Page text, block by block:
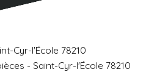
Cyr-l'École 78210
- Saint-Cyr-l'École 78210